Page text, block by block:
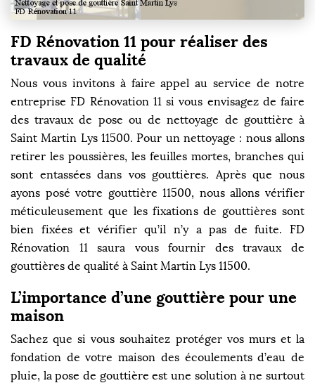
FD Rénovation 11 pour réaliser des
travaux de qualité
Nous vous invitons à faire appel au service de notre
entreprise FD Rénovation 11 si vous envisagez de faire
des travaux de pose ou de nettoyage de gouttière à
Saint Martin Lys 11500. Pour un nettoyage : nous allons
retirer les poussières, les feuilles mortes, branches qui
sont entassées dans vos gouttières. Après que nous
ayons posé votre gouttière 11500, nous allons vérifier
méticuleusement que les fixations de gouttières sont
bien fixées et vérifier qu’il n’y a pas de fuite. FD
Rénovation 11 saura vous fournir des travaux de
gouttières de qualité à Saint Martin Lys 11500.
L’importance d’une gouttière pour une
maison
Sachez que si vous souhaitez protéger vos murs et la
fondation de votre maison des écoulements d’eau de
pluie, la pose de gouttière est une solution à ne surtout